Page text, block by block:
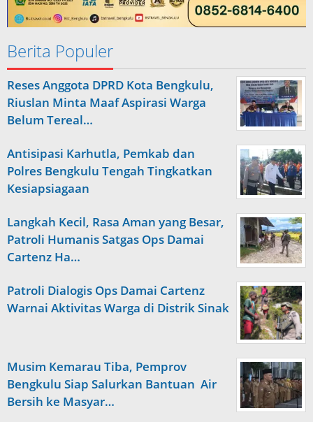
Berita Populer
Reses Anggota DPRD Kota Bengkulu,
Riuslan Minta Maaf Aspirasi Warga
Belum Tereal…
Antisipasi Karhutla, Pemkab dan
Polres Bengkulu Tengah Tingkatkan
Kesiapsiagaan
Langkah Kecil, Rasa Aman yang Besar,
Patroli Humanis Satgas Ops Damai
Cartenz Ha…
Patroli Dialogis Ops Damai Cartenz
Warnai Aktivitas Warga di Distrik Sinak
Musim Kemarau Tiba, Pemprov
Bengkulu Siap Salurkan Bantuan Air
Bersih ke Masyar…